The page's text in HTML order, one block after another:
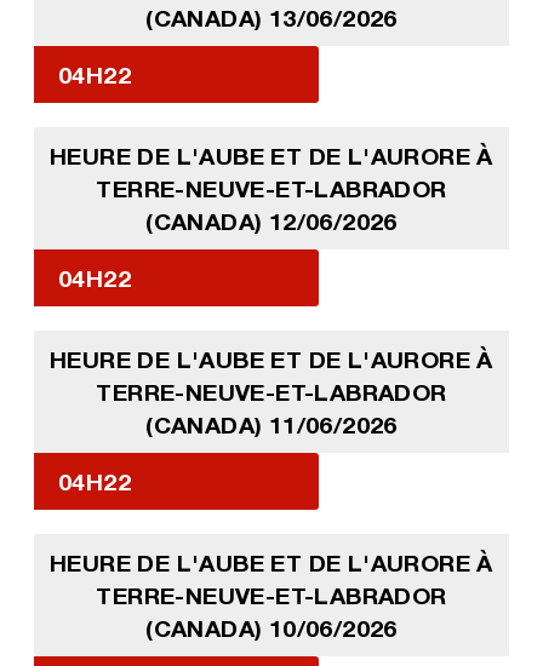
(CANADA) 13/06/2026
04H22
HEURE DE L'AUBE ET DE L'AURORE À
TERRE-NEUVE-ET-LABRADOR
(CANADA) 12/06/2026
04H22
HEURE DE L'AUBE ET DE L'AURORE À
TERRE-NEUVE-ET-LABRADOR
(CANADA) 11/06/2026
04H22
HEURE DE L'AUBE ET DE L'AURORE À
TERRE-NEUVE-ET-LABRADOR
(CANADA) 10/06/2026